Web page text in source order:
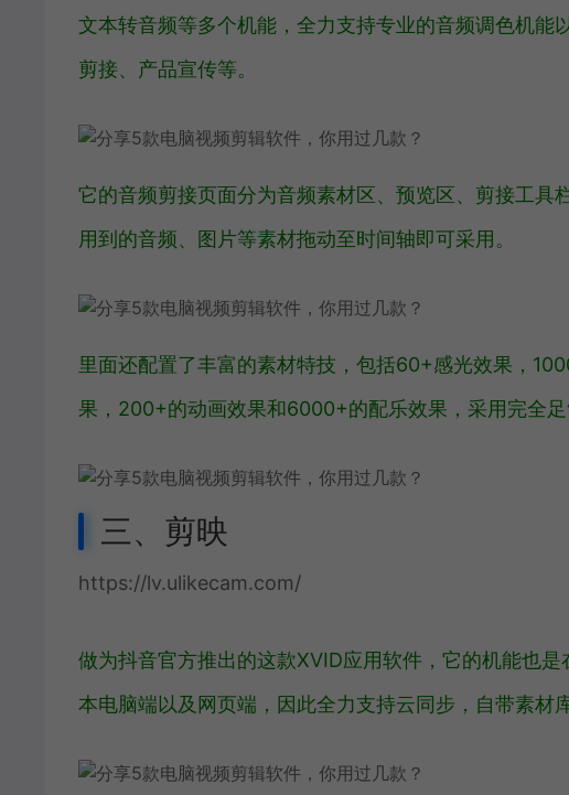
文本转音频等多个机能，全力支持专业的音频调色机
剪接、产品宣传等。
它的音频剪接页面分为音频素材区、预览区、剪接工
用到的音频、图片等素材拖动至时间轴即可采用。
里面还配置了丰富的素材特技，包括60+感光效果，
果，200+的动画效果和6000+的配乐效果，采用完全足
三、剪映
https://lv.ulikecam.com/
做为抖音官方推出的这款XVID应用软件，它的机能也
本电脑端以及网页端，因此全力支持云同步，自带素材